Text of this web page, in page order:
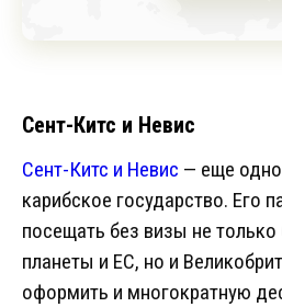
Сент-Китс и Невис
Сент-Китс и Невис — еще
карибское государство. Его
посещать без визы не
планеты и ЕС, но и
оформить и многократную